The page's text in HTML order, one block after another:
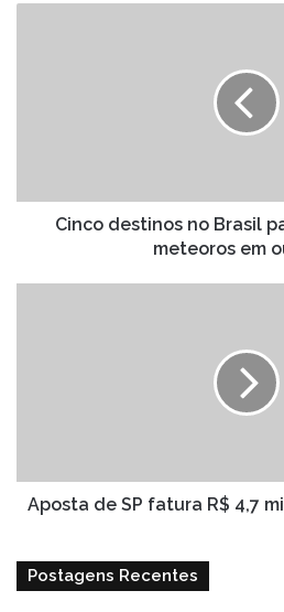
de
meteorosCinco destinos no Brasil
meteoros em
resultado
Aposta de SP fatura R$ 4,7
Postagens Recentes